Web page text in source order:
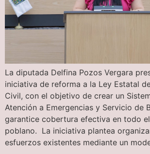
La diputada Delfina Pozos Vergara
iniciativa de reforma a la Ley Estatal
Civil, con el objetivo de crear un
Atención a Emergencias y Servicio de
garantice cobertura efectiva en todo
poblano. La iniciativa plantea
esfuerzos existentes mediante un